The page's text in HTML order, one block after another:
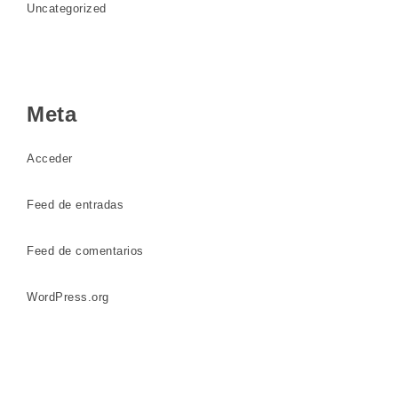
Uncategorized
Meta
Acceder
Feed de entradas
Feed de comentarios
WordPress.org